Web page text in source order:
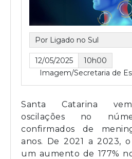
Por Ligado no Sul
12/05/2025
10h00
Imagem/Secretaria de
Santa Catarina
oscilações no
confirmados de
anos. De 2021 a 2023,
um aumento de 177%